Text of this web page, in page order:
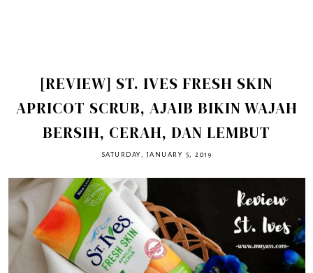
[REVIEW] ST. IVES FRESH SKIN
APRICOT SCRUB, AJAIB BIKIN WAJAH
BERSIH, CERAH, DAN LEMBUT
SATURDAY, JANUARY 5, 2019